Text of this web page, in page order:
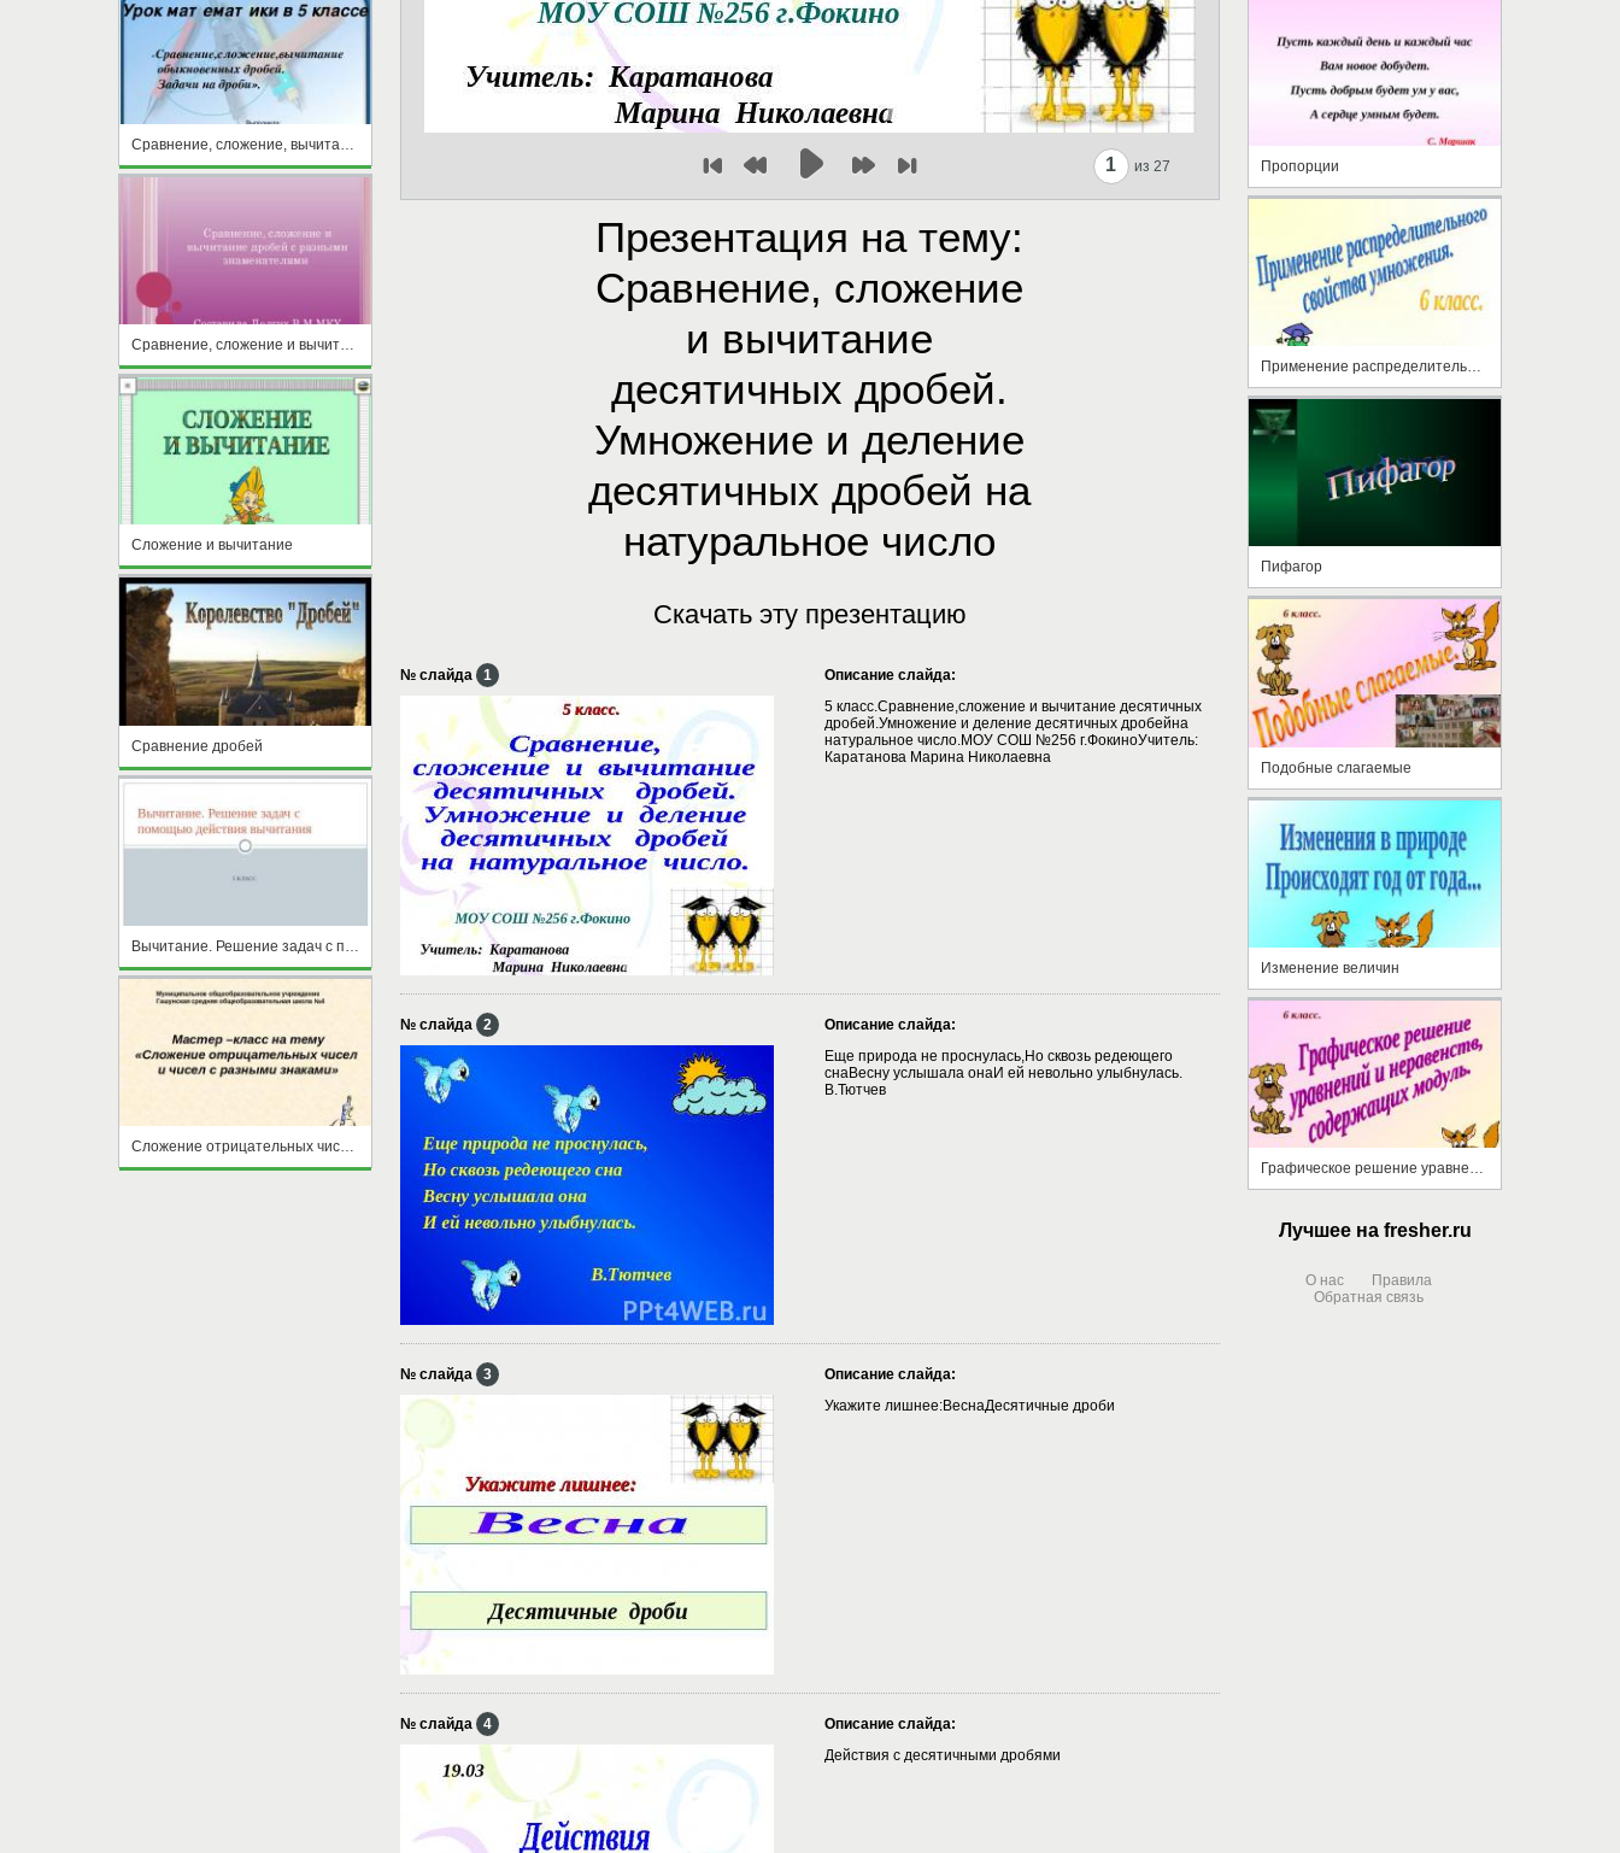
Сравнение, сложение, вычитание обыкновенных дробей. Задачи на дроби
Сравнение, сложение и вычитание дробей с разными знаменателями
Сложение и вычитание
Сравнение дробей
Вычитание. Решение задач с помощью действия вычитания
Сложение отрицательных чисел и чисел с разными знаками
1 из 27
Презентация на тему:
Сравнение, сложение
и вычитание
десятичных дробей.
Умножение и деление
десятичных дробей на
натуральное число
Скачать эту презентацию
№ слайда 1
Описание слайда:
5 класс.Сравнение,сложение и вычитание десятичных
дробей.Умножение и деление десятичных дробейна
натуральное число.МОУ СОШ №256 г.ФокиноУчитель:
Каратанова Марина Николаевна
№ слайда 2
Описание слайда:
Еще природа не проснулась,Но сквозь редеющего
снаВесну услышала онаИ ей невольно улыбнулась.
В.Тютчев
№ слайда 3
Описание слайда:
Укажите лишнее:ВеснаДесятичные дроби
№ слайда 4
Описание слайда:
Действия с десятичными дробями
Пропорции
Применение распределительного свойства умножения
Пифагор
Подобные слагаемые
Изменение величин
Графическое решение уравнений и неравенств, содержащих модуль
Лучшее на fresher.ru
О нас
Правила
Обратная связь